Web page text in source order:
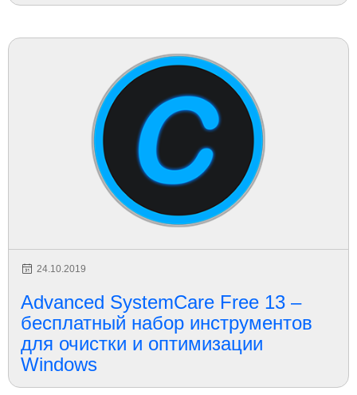
24.10.2019
Advanced SystemCare Free 13 –
бесплатный набор инструментов
для очистки и оптимизации
Windows